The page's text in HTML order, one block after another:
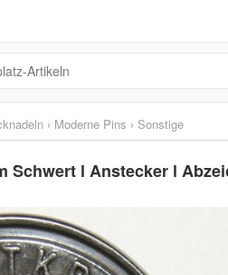
› Moderne Pins › Sonstige
Schwert l Anstecker l